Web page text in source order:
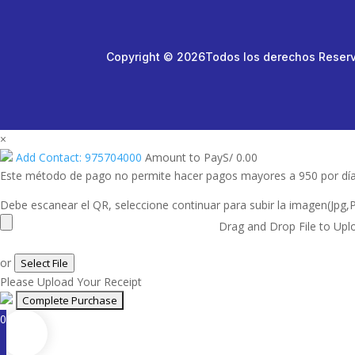
Copyright © 2026Todos los derechos
×
Add Contact: 975704000 Amount to PayS/ 0.00
Este método de pago no permite hacer pagos mayores a 950 por día
Debe escanear el QR, seleccione continuar para subir la
Drag and Drop File to
or Select File
Please Upload Your Receipt
0